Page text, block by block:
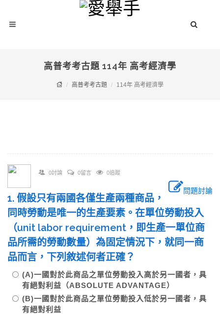
高普考考古題 114年 高考經濟學
高普考考古題 114年 高考經濟學
0討論 0留言 0追蹤
問題討論
1. 假設只有兩國各僅生產兩種商品，
同時勞動是唯一的生產要素。在單位勞動投入
（unit labor requirement，即生產一單位商
品所需的勞動數量）為固定情況下，就同一商
品而言，下列敘述何者正確？
(A)一國對於此商品之單位勞動投入高於另一國者，具
有絕對利益（ABSOLUTE ADVANTAGE）
(B)一國對於此商品之單位勞動投入低於另一國者，具
有絕對利益